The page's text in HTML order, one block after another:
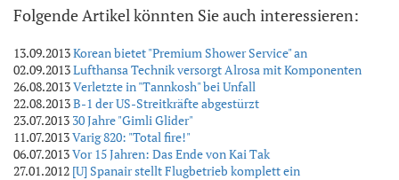
Folgende Artikel könnten Sie auch interessieren:
13.09.2013Korean bietet "Premium Shower Service" an
02.09.2013Lufthansa Technik versorgt Alrosa mit Komponenten
26.08.2013Verletzte in "Tannkosh" bei Unfall
22.08.2013B-1 der US-Streitkräfte abgestürzt
23.07.2013 30 Jahre "Gimli Glider"
11.07.2013Varig 820: "Total fire!"
06.07.2013Vor 15 Jahren: Das Ende von Kai Tak
27.01.2012 [U] Spanair stellt Flugbetrieb komplett ein